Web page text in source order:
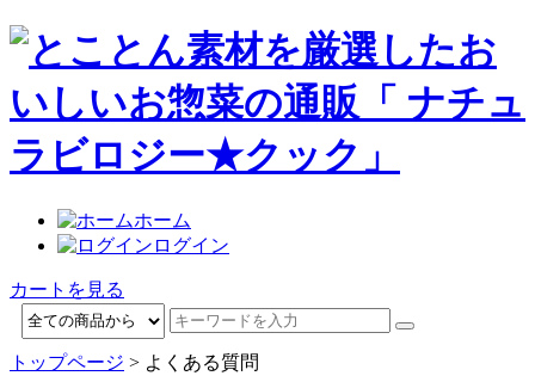
ホーム
ログイン
カートを見る
トップページ > よくある質問